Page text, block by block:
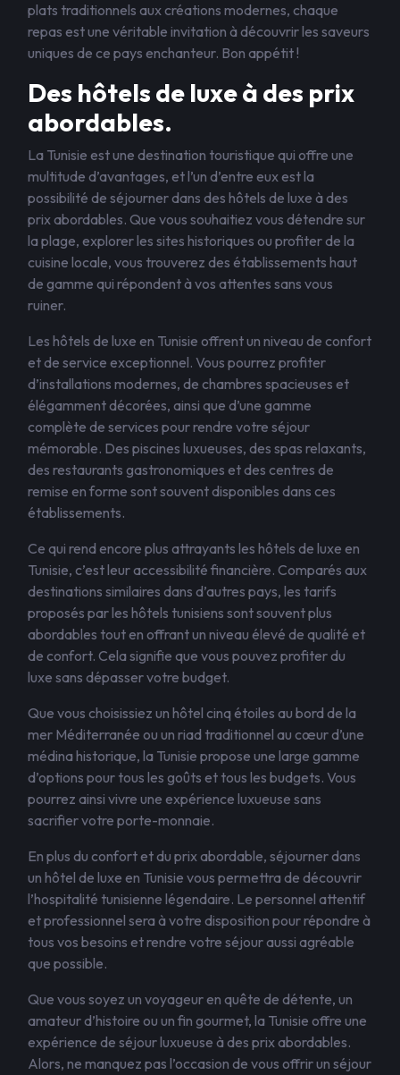
plats traditionnels aux créations modernes, chaque
repas est une véritable invitation à découvrir les saveurs
uniques de ce pays enchanteur. Bon appétit !
Des hôtels de luxe à des prix
abordables.
La Tunisie est une destination touristique qui offre une
multitude d’avantages, et l’un d’entre eux est la
possibilité de séjourner dans des hôtels de luxe à des
prix abordables. Que vous souhaitiez vous détendre sur
la plage, explorer les sites historiques ou profiter de la
cuisine locale, vous trouverez des établissements haut
de gamme qui répondent à vos attentes sans vous
ruiner.
Les hôtels de luxe en Tunisie offrent un niveau de confort
et de service exceptionnel. Vous pourrez profiter
d’installations modernes, de chambres spacieuses et
élégamment décorées, ainsi que d’une gamme
complète de services pour rendre votre séjour
mémorable. Des piscines luxueuses, des spas relaxants,
des restaurants gastronomiques et des centres de
remise en forme sont souvent disponibles dans ces
établissements.
Ce qui rend encore plus attrayants les hôtels de luxe en
Tunisie, c’est leur accessibilité financière. Comparés aux
destinations similaires dans d’autres pays, les tarifs
proposés par les hôtels tunisiens sont souvent plus
abordables tout en offrant un niveau élevé de qualité et
de confort. Cela signifie que vous pouvez profiter du
luxe sans dépasser votre budget.
Que vous choisissiez un hôtel cinq étoiles au bord de la
mer Méditerranée ou un riad traditionnel au cœur d’une
médina historique, la Tunisie propose une large gamme
d’options pour tous les goûts et tous les budgets. Vous
pourrez ainsi vivre une expérience luxueuse sans
sacrifier votre porte-monnaie.
En plus du confort et du prix abordable, séjourner dans
un hôtel de luxe en Tunisie vous permettra de découvrir
l’hospitalité tunisienne légendaire. Le personnel attentif
et professionnel sera à votre disposition pour répondre à
tous vos besoins et rendre votre séjour aussi agréable
que possible.
Que vous soyez un voyageur en quête de détente, un
amateur d’histoire ou un fin gourmet, la Tunisie offre une
expérience de séjour luxueuse à des prix abordables.
Alors, ne manquez pas l’occasion de vous offrir un séjour